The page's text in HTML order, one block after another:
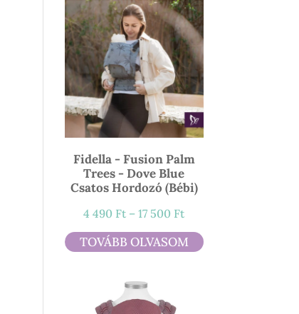
21
900 Ft
Fidella - Fusion Palm
Trees - Dove Blue
Csatos Hordozó (bébi)
4 490 Ft – 17 500 FtÁrtartomány:
4
490 Ft
TOVÁBB OLVASOM